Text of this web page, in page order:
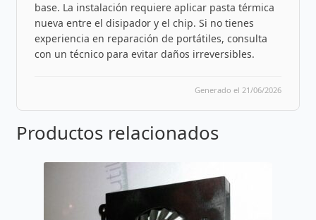
base. La instalación requiere aplicar pasta térmica
nueva entre el disipador y el chip. Si no tienes
experiencia en reparación de portátiles, consulta
con un técnico para evitar daños irreversibles.
Generado el 21/06/2026
Productos relacionados